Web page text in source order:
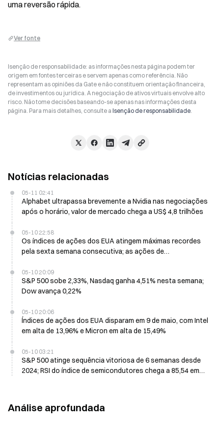
uma reversão rápida.
Ver fonte
Isenção de responsabilidade: as informações nesta página podem ter
origem em fontes terceiras e servem apenas como referência. Não
representam as opiniões da Gate e não constituem orientação financeira,
de investimentos ou jurídica. A negociação de ativos virtuais envolve alto
risco. Não tome decisões baseando-se apenas nas informações desta
página. Para mais detalhes, consulte a Isenção de responsabilidade.
Notícias relacionadas
05-11 02:41
Alphabet ultrapassa brevemente a Nvidia nas negociações
após o horário, valor de mercado chega a US$ 4,8 trilhões
05-10 22:58
Os índices de ações dos EUA atingem máximas recordes
pela sexta semana consecutiva; as ações de
05-10 20:09
S&P 500 sobe 2,33%, Nasdaq ganha 4,51% nesta semana;
Dow avança 0,22%
05-10 20:06
Índices de ações dos EUA disparam em 9 de maio, com Intel
em alta de 13,96% e Micron em alta de 15,49%
05-10 03:21
S&P 500 atinge sequência vitoriosa de 6 semanas desde
2024; RSI do índice de semicondutores chega a 85,54 em
Análise aprofundada